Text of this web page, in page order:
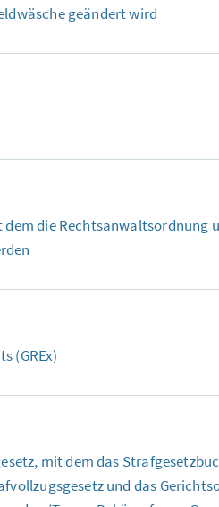
geändert wird
dem die Rechtsanwaltsordnung
(GREx)
mit dem das
und das